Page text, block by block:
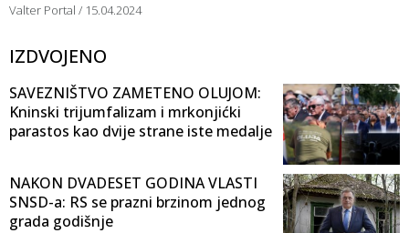
Valter Portal 15.04.2024
IZDVOJENO
SAVEZNIŠTVO ZAMETENO OLUJOM:
Kninski trijumfalizam i mrkonjićki
parastos kao dvije strane iste medalje
NAKON DVADESET GODINA VLASTI
SNSD-a: RS se prazni brzinom jednog
grada godišnje